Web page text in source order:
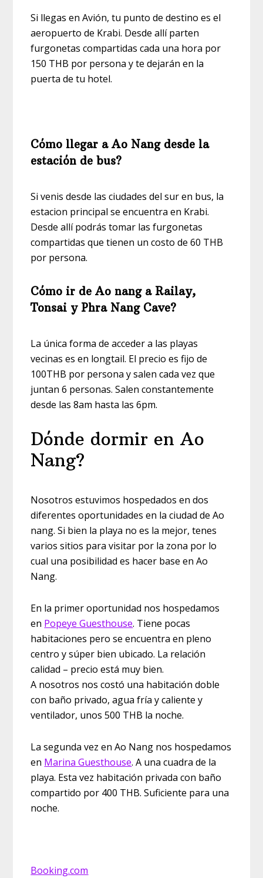
Si llegas en Avión, tu punto de destino es el
aeropuerto de Krabi. Desde allí parten
furgonetas compartidas cada una hora por
150 THB por persona y te dejarán en la
puerta de tu hotel.
Cómo llegar a Ao Nang desde la
estación de bus?
Si venis desde las ciudades del sur en bus, la
estacion principal se encuentra en Krabi.
Desde allí podrás tomar las furgonetas
compartidas que tienen un costo de 60 THB
por persona.
Cómo ir de Ao nang a Railay,
Tonsai y Phra Nang Cave?
La única forma de acceder a las playas
vecinas es en longtail. El precio es fijo de
100THB por persona y salen cada vez que
juntan 6 personas. Salen constantemente
desde las 8am hasta las 6pm.
Dónde dormir en Ao
Nang?
Nosotros estuvimos hospedados en dos
diferentes oportunidades en la ciudad de Ao
nang. Si bien la playa no es la mejor, tenes
varios sitios para visitar por la zona por lo
cual una posibilidad es hacer base en Ao
Nang.
En la primer oportunidad nos hospedamos
en Popeye Guesthouse. Tiene pocas
habitaciones pero se encuentra en pleno
centro y súper bien ubicado. La relación
calidad – precio está muy bien.
A nosotros nos costó una habitación doble
con baño privado, agua fría y caliente y
ventilador, unos 500 THB la noche.
La segunda vez en Ao Nang nos hospedamos
en Marina Guesthouse. A una cuadra de la
playa. Esta vez habitación privada con baño
compartido por 400 THB. Suficiente para una
noche.
Booking.com